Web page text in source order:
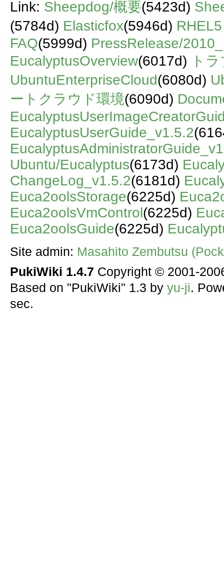
Link: Sheepdog/概要(5423d)
(5784d) Elasticfox(5946d)
FAQ(5999d) PressRelease/
EucalyptusOverview(6017d)
ト
UbuntuEnterpriseCloud(6080d)
ートクラウド環境(6090d)
EucalyptusUserGuide_v1.5.2
Ubuntu/Eucalyptus(6173d)
ChangeLog_v1.5.2(6181d)
Euca2oolsStorage(6225d)
Euca2oolsVmControl(6225d)
Euca2oolsGuide(6225d)
Site admin: Masahito Zembutsu
PukiWiki 1.4.7 Copyright © 2001-
Based on "PukiWiki" 1.3 by yu-ji.
sec.